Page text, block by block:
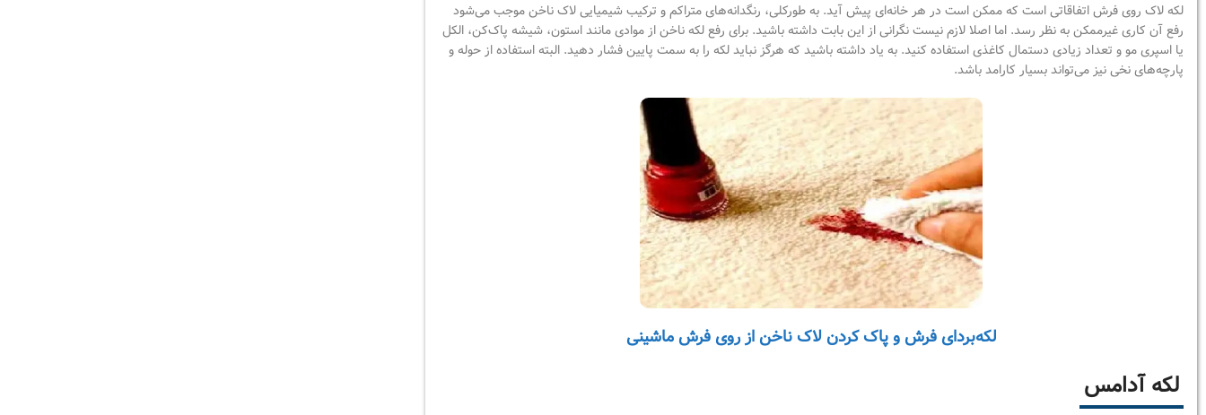
لکه لاک روی فرش اتفاقاتی است که ممکن است در هر خانه‌ای پیش آید. به طورکلی، رنگدانه‌های متراکم و ترکیب شیمیایی لاک ناخن موجب می‌شود
رفع آن کاری غیرممکن به نظر رسد. اما اصلا لازم نیست نگرانی از این بابت داشته باشید. برای رفع لکه ناخن از موادی مانند استون، شیشه‌ پاک‌کن، الکل
یا اسپری مو و تعداد زیادی دستمال کاغذی استفاده کنید. به یاد داشته باشید که هرگز نباید لکه را به سمت پایین فشار دهید. البته استفاده از حوله و
پارچه‌های نخی نیز می‌تواند بسیار کارامد باشد.
لکه‌بردای فرش و پاک کردن لاک ناخن از روی فرش ماشینی
لکه آدامس